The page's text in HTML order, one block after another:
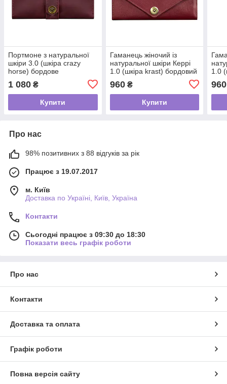
Портмоне з натуральної
шкіри 3.0 (шкіра crazy
horse) бордове
1 080 ₴
Купити
Гаманець жіночий із
натуральної шкіри Керрі
1.0 (шкіра krast) бордовий
960₴
Купити
1.0
960
Про нас
98% позитивних з 88 відгуків за рік
Працює з 19.07.2017
м. Київ
Доставка по Україні, Київ, Україна
Контакти
Сьогодні працює з 09:30 до 18:30
Показати весь графік роботи
Про нас
Контакти
Доставка та оплата
Графік роботи
Повна версія сайту